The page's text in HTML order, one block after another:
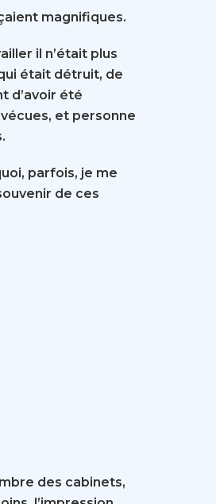
magnifiques.
il n’était plus
était détruit, de
d’avoir été
et personne
parfois, je me
de ces
des cabinets,